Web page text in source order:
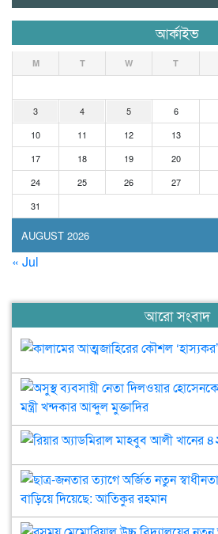
আর্কাইভ
AUGUST 2026
M T W T
3
4 5 6
10
11 12 13
17
18 19 20
24
25 26 27
31
« Jul
আরো সংবাদ